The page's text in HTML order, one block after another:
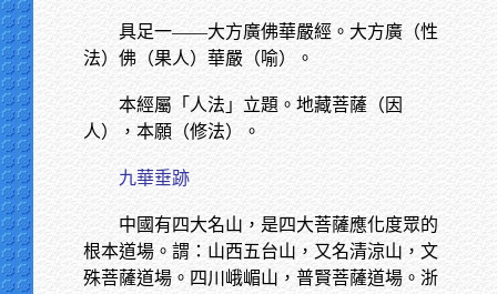
具足一——大方廣佛華嚴經。大方廣（性
法）佛（果人）華嚴（喻）。
本經屬「人法」立題。地藏菩薩（因
人），本願（修法）。
九華垂跡
中國有四大名山，是四大菩薩應化度眾的
根本道場。謂：山西五台山，又名清涼山，文
殊菩薩道場。四川峨嵋山，普賢菩薩道場。浙